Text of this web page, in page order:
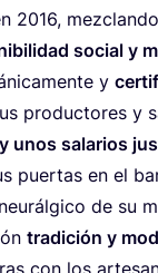
2016,
social y
y
pro­duc­to­res y
unos sala­rios
puer­tas en el
de su
tra­di­ción y
con los